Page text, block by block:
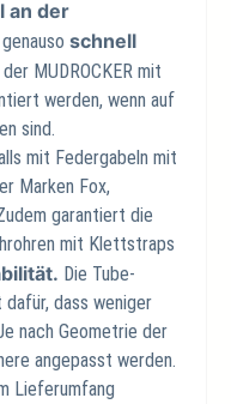
an der
schnell
MUDROCKER mit
werden, wenn auf
sind.
mit Federgabeln mit
Marken Fox,
garantiert die
mit Klettstraps
Die Tube-
dass weniger
nach Geometrie der
angepasst werden.
Lieferumfang